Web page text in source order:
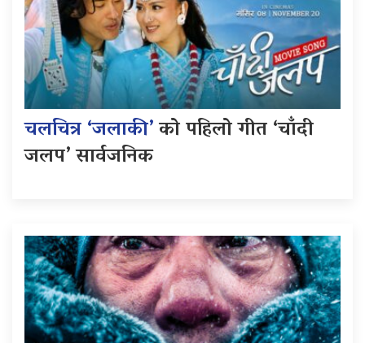
चलचित्र ‘जलाकी’को पहिलो गीत ‘चाँदी
जलप’ सार्वजनिक